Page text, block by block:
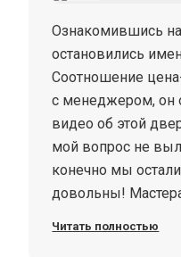
Ознакомившись на
остановились
Соотношение
с менеджером, он
видео об этой
мой вопрос не
конечно мы
довольны!
Читать полностью